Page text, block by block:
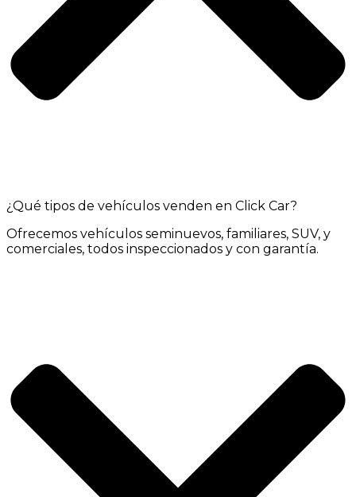
¿Qué tipos de vehículos venden en Click Car?
Ofrecemos vehículos seminuevos, familiares, SUV, y
comerciales, todos inspeccionados y con garantía.